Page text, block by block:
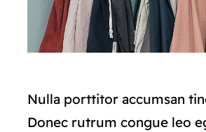
Nulla porttitor accumsan
Donec rutrum congue leo